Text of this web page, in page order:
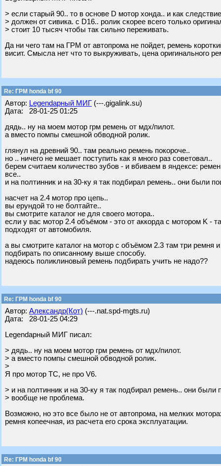
> если старый 90.. то в основе D мотор хонда.. и как
> должен от сивика. с D16.. ролик скорее всего только
> стоит 10 тысяч чтобы так сильно переживать.
Да ни чего там на ГРМ от автопрома не пойдет, ремень
висит. Смысла нет что то выкруживать, цена оригинального
Re: ГРМ honda bf 90
Автор: Legendарный МИГ (---.gigalink.su)
Дата: 28-01-25 01:25
дядь.. ну на моем мотор грм ремень от мдх/пилот.
а вместо помпы смешной обводной ролик.
глянул на древний 90.. там реально ремень покороче..
но .. ничего не мешает поступить как я много раз советовал..
берем считаем количество зубов - и вбиваем в яндексе:
все..
и на полтинник и на 30-ку я так подбирал ремень.. они были
насчет на 2.4 мотор про цепь..
вы ерундой то не болтайте..
вы смотрите каталог не для своего мотора..
если у вас мотор 2.4 объёмом - это от аккорда с мотором K -
подходят от автомобиля.
а вы смотрите каталог на мотор с объёмом 2.3 там три ремня
подбирать по описанному выше способу.
надеюсь поликлиновый ремень подбирать учить не надо??
Re: ГРМ honda bf 90
Автор: Александр(Кот) (---.nat.spd-mgts.ru)
Дата: 28-01-25 04:29
Legendарный МИГ писал:
> дядь.. ну на моем мотор грм ремень от мдх/пилот.
> а вместо помпы смешной обводной ролик.
>
Я про мотор ТС, не про V6.
> и на полтинник и на 30-ку я так подбирал ремень.. они были
> вообще не проблема.
Возможно, но это все было не от автопрома, на мелких
ремня копеечная, из расчета его срока эксплуатации.
Re: ГРМ honda bf 90